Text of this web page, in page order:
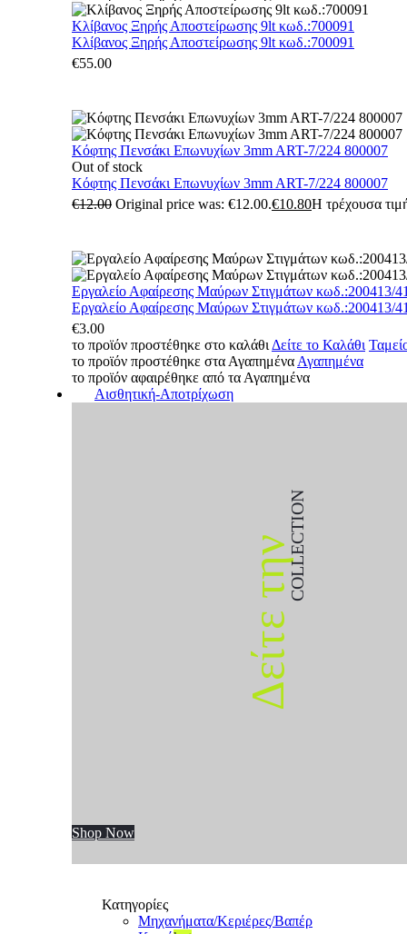
Κλίβανος Ξηρής Αποστείρωσης 9lt κωδ.:700091
Κλίβανος Ξηρής Αποστείρωσης 9lt κωδ.:700091
€55.00
Κόφτης Πενσάκι Επωνυχίων 3mm ART-7/224 800007
Out of stock
Κόφτης Πενσάκι Επωνυχίων 3mm ART-7/224 800007
€12.00 Original price was: €12.00.€10.80Η τρέχουσα
Εργαλείο Αφαίρεσης Μαύρων Στιγμάτων κωδ.:200413/
Εργαλείο Αφαίρεσης Μαύρων Στιγμάτων κωδ.:200413/
€3.00
το προϊόν προστέθηκε στο καλάθι Δείτε το Καλάθι
το προϊόν προστέθηκε στα Αγαπημένα Αγαπημένα
το προϊόν αφαιρέθηκε από τα Αγαπημένα
Αισθητική-Αποτρίχωση
Δείτε τηνCOLLECTION
Shop Now
Κατηγορίες
Μηχανήματα/Κεριέρες/Βαπέρ